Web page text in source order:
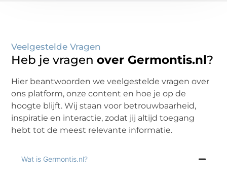
Veelgestelde Vragen
Heb je vragenover Germontis.nl?
Hier beantwoorden we veelgestelde vragen over
ons platform, onze content en hoe je op de
hoogte blijft. Wij staan voor betrouwbaarheid,
inspiratie en interactie, zodat jij altijd toegang
hebt tot de meest relevante informatie.
Wat is Germontis.nl?